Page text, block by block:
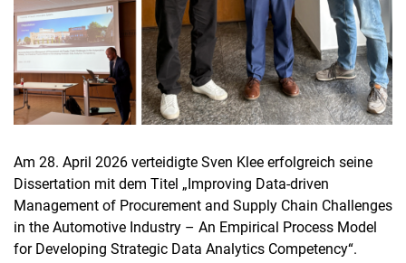
Am 28. April 2026 verteidigte Sven Klee erfolgreich seine
Dissertation mit dem Titel „Improving Data-driven
Management of Procurement and Supply Chain Challenges
in the Automotive Industry – An Empirical Process Model
for Developing Strategic Data Analytics Competency“.